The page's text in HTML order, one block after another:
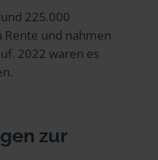
225.000
Rente und nahmen
2022 waren es
zur